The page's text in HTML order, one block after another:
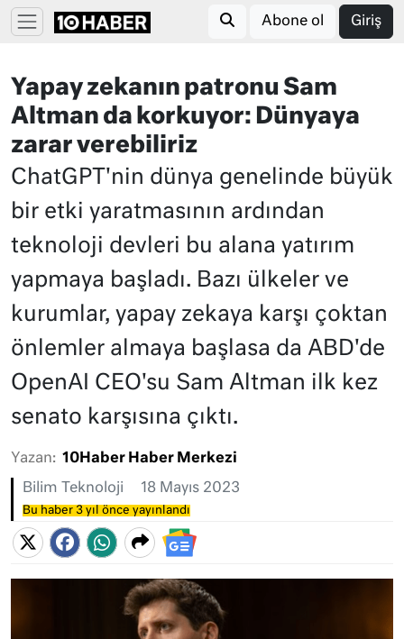
Abone ol Giriş
Yapay zekanın patronu Sam
Altman da korkuyor: Dünyaya
zarar verebiliriz
ChatGPT'nin dünya genelinde büyük
bir etki yaratmasının ardından
teknoloji devleri bu alana yatırım
yapmaya başladı. Bazı ülkeler ve
kurumlar, yapay zekaya karşı çoktan
önlemler almaya başlasa da ABD'de
OpenAI CEO'su Sam Altman ilk kez
senato karşısına çıktı.
Yazan: 10Haber Haber Merkezi
Bilim Teknoloji 18 Mayıs 2023
Bu haber 3 yıl önce yayınlandı